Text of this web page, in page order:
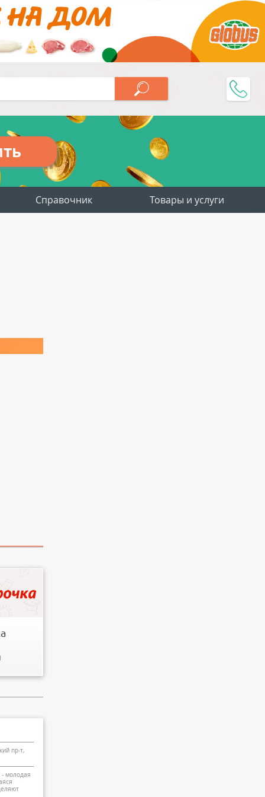
Справочник Товары и услуги
«у
пр-т,
молодая